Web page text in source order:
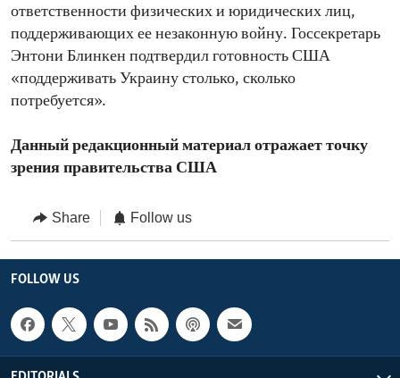
ответственности физических и юридических лиц,
поддерживающих ее незаконную войну. Госсекретарь
Энтони Блинкен подтвердил готовность США
«поддерживать Украину столько, сколько
потребуется».
Данный редакционный материал отражает точку
зрения правительства США
Share Follow us
FOLLOW US